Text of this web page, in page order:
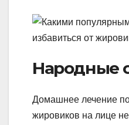
Народные
Домашнее лечение
жировиков на лице